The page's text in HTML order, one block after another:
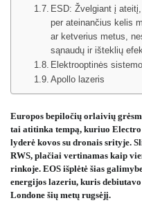
ESD: Žvelgiant į
per ateinančius kelis
ar ketverius metus,
sąnaudų ir išteklių
Elektrooptinės
Apollo lazeris
Europos bepiločių orlaivių
tai atitinka tempą, kuriuo
lyderė kovos su dronais srityje.
RWS, plačiai vertinamas kaip
rinkoje. EOS išplėtė šias
energijos lazeriu, kuris
Londone šių metų rugsėjį.